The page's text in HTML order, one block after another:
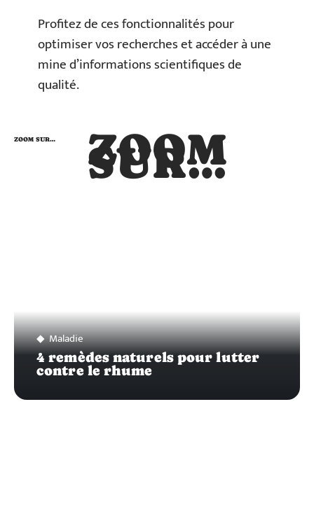
Profitez de ces fonctionnalités pour
optimiser vos recherches et accéder à une
mine d’informations scientifiques de
qualité.
ZOOM
SUR…
ZOOM SUR…
Maladie
4 remèdes naturels pour lutter
contre le rhume